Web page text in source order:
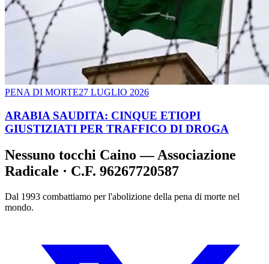
PENA DI MORTE27 LUGLIO 2026
ARABIA SAUDITA: CINQUE ETIOPI
GIUSTIZIATI PER TRAFFICO DI DROGA
Nessuno tocchi Caino — Associazione
Radicale · C.F. 96267720587
Dal 1993 combattiamo per l'abolizione della pena di morte nel
mondo.